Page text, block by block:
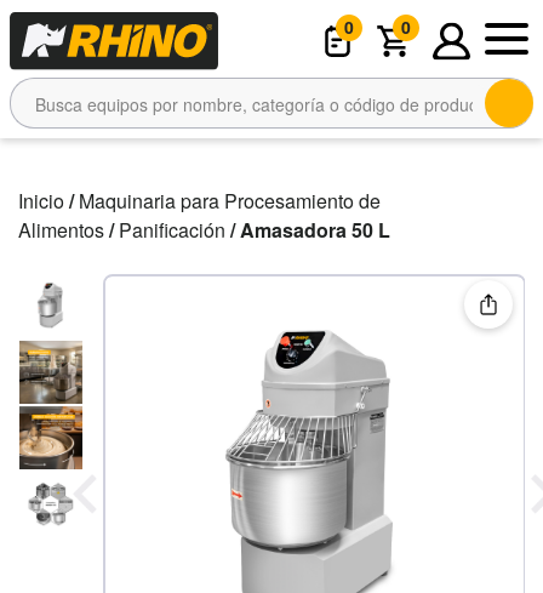
0 0
Inicio/Maquinaria para Procesamiento de
Alimentos/Panificación / Amasadora 50 L